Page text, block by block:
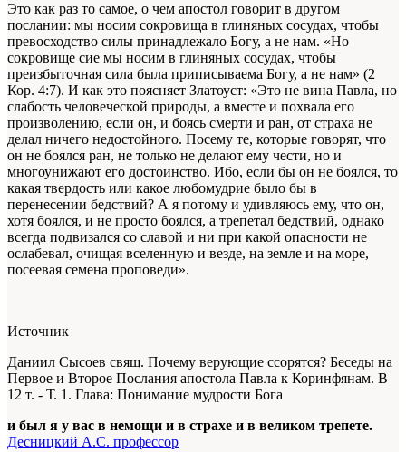
Это как раз то самое, о чем апостол говорит в другом
послании: мы носим сокровища в глиняных сосудах, чтобы
превосходство силы принадлежало Богу, а не нам. «Но
сокровище сие мы носим в глиняных сосудах, чтобы
преизбыточная сила была приписываема Богу, а не нам» (2
Кор. 4:7). И как это поясняет Златоуст: «Это не вина Павла, но
слабость человеческой природы, а вместе и похвала его
произволению, если он, и боясь смерти и ран, от страха не
делал ничего недостойного. Посему те, которые говорят, что
он не боялся ран, не только не делают ему чести, но и
многоунижают его достоинство. Ибо, если бы он не боялся, то
какая твердость или какое любомудрие было бы в
перенесении бедствий? А я потому и удивляюсь ему, что он,
хотя боялся, и не просто боялся, а трепетал бедствий, однако
всегда подвизался со славой и ни при какой опасности не
ослабевал, очищая вселенную и везде, на земле и на море,
посеевая семена проповеди».
Источник
Даниил Сысоев свящ. Почему верующие ссорятся? Беседы на
Первое и Второе Послания апостола Павла к Коринфянам. В
12 т. - Т. 1. Глава: Понимание мудрости Бога
и был я у вас в немощи и в страхе и в великом трепете.
Десницкий А.С. профессор